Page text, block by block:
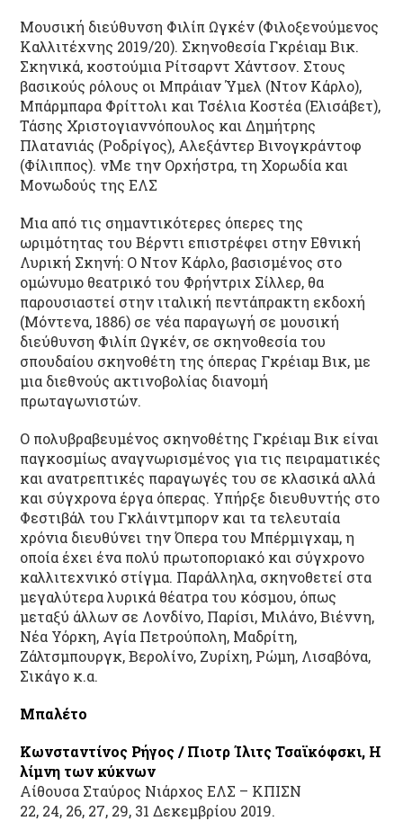
Μουσική διεύθυνση Φιλίπ Ωγκέν (Φιλοξενούμενος
Καλλιτέχνης 2019/20). Σκηνοθεσία Γκρέιαμ Βικ.
Σκηνικά, κοστούμια Ρίτσαρντ Χάντσον. Στους
βασικούς ρόλους οι Μπράιαν Ύμελ (Ντον Κάρλο),
Μπάρμπαρα Φρίττολι και Τσέλια Κοστέα (Ελισάβετ),
Τάσης Χριστογιαννόπουλος και Δημήτρης
Πλατανιάς (Ροδρίγος), Αλεξάντερ Βινογκράντοφ
(Φίλιππος). νΜε την Ορχήστρα, τη Χορωδία και
Μονωδούς της ΕΛΣ
Μια από τις σημαντικότερες όπερες της
ωριμότητας του Βέρντι επιστρέφει στην Εθνική
Λυρική Σκηνή: Ο Ντον Κάρλο, βασισμένος στο
ομώνυμο θεατρικό του Φρήντριχ Σίλλερ, θα
παρουσιαστεί στην ιταλική πεντάπρακτη εκδοχή
(Μόντενα, 1886) σε νέα παραγωγή σε μουσική
διεύθυνση Φιλίπ Ωγκέν, σε σκηνοθεσία του
σπουδαίου σκηνοθέτη της όπερας Γκρέιαμ Βικ, με
μια διεθνούς ακτινοβολίας διανομή
πρωταγωνιστών.
O πολυβραβευμένος σκηνοθέτης Γκρέιαμ Βικ είναι
παγκοσμίως αναγνωρισμένος για τις πειραματικές
και ανατρεπτικές παραγωγές του σε κλασικά αλλά
και σύγχρονα έργα όπερας. Υπήρξε διευθυντής στο
Φεστιβάλ του Γκλάιντμπορν και τα τελευταία
χρόνια διευθύνει την Όπερα του Μπέρμιγχαμ, η
οποία έχει ένα πολύ πρωτοποριακό και σύγχρονο
καλλιτεχνικό στίγμα. Παράλληλα, σκηνοθετεί στα
μεγαλύτερα λυρικά θέατρα του κόσμου, όπως
μεταξύ άλλων σε Λονδίνο, Παρίσι, Μιλάνο, Βιέννη,
Νέα Υόρκη, Αγία Πετρούπολη, Μαδρίτη,
Ζάλτσμπουργκ, Βερολίνο, Ζυρίχη, Ρώμη, Λισαβόνα,
Σικάγο κ.α.
Μπαλέτο
Κωνσταντίνος Ρήγος / Πιοτρ Ίλιτς Τσαϊκόφσκι, Η
λίμνη των κύκνων
Αίθουσα Σταύρος Νιάρχος ΕΛΣ – ΚΠΙΣΝ
22, 24, 26, 27, 29, 31 Δεκεμβρίου 2019.